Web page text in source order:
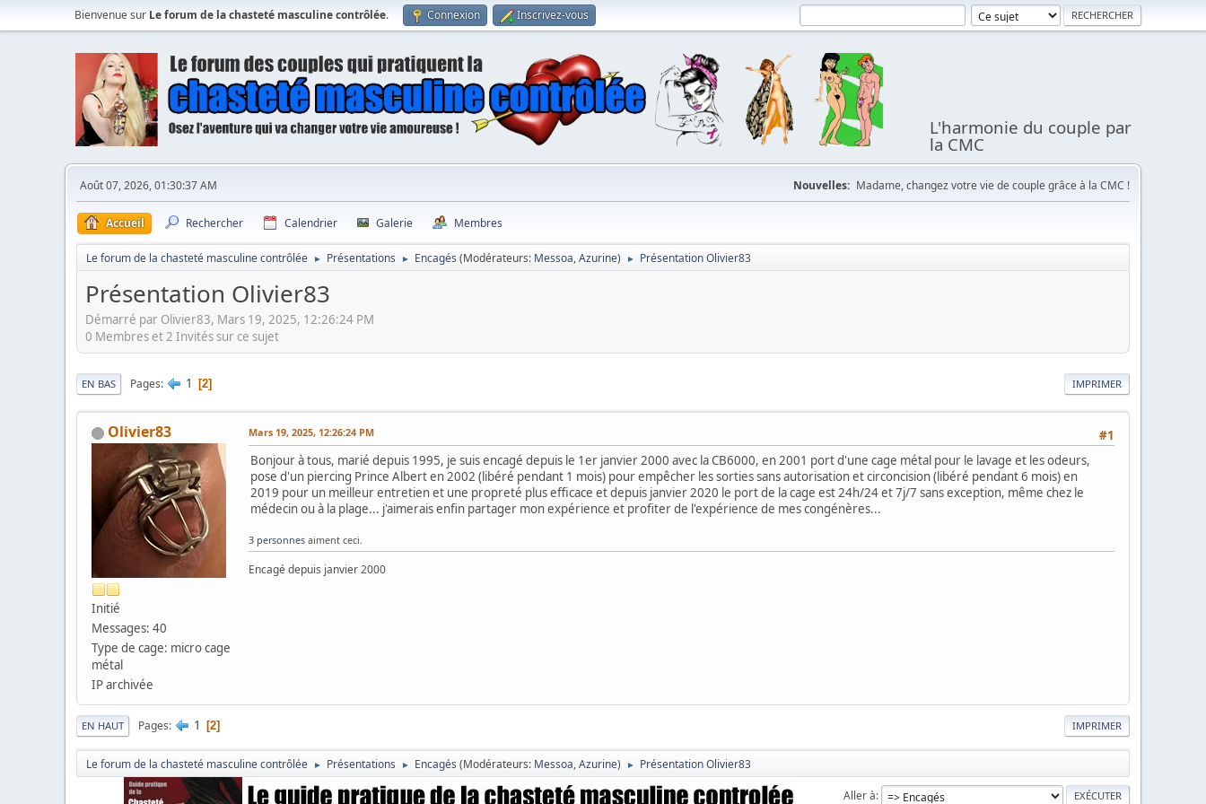
Bienvenue sur Le forum de la chasteté masculine contrôlée. Connexion Inscrivez-vous
L'harmonie du couple par
la CMC
Août 07, 2026, 01:30:37 AM Nouvelles: Madame, changez votre vie de couple grâce à la CMC !
Accueil Rechercher Calendrier Galerie Membres
Le forum de la chasteté masculine contrôlée ► Présentations ► Encagés (Modérateurs: Messoa,Azurine) ► Présentation Olivier83
Présentation Olivier83
Démarré par Olivier83, Mars 19, 2025, 12:26:24 PM
0 Membres et 2 Invités sur ce sujet
IMPRIMER
EN BAS Pages 1 2
Olivier83
Initié
Messages: 40
Type de cage: micro cage
métal
IP archivée
#1
Mars 19, 2025, 12:26:24 PM
Bonjour à tous, marié depuis 1995, je suis encagé depuis le 1er janvier 2000 avec la CB6000, en 2001 port d'une cage métal pour le lavage et les odeurs,
pose d'un piercing Prince Albert en 2002 (libéré pendant 1 mois) pour empêcher les sorties sans autorisation et circoncision (libéré pendant 6 mois) en
2019 pour un meilleur entretien et une propreté plus efficace et depuis janvier 2020 le port de la cage est 24h/24 et 7j/7 sans exception, même chez le
médecin ou à la plage... j'aimerais enfin partager mon expérience et profiter de l'expérience de mes congénères...
3 personnes aiment ceci.
Encagé depuis janvier 2000
IMPRIMER
EN HAUT Pages 1 2
Le forum de la chasteté masculine contrôlée ► Présentations ► Encagés (Modérateurs: Messoa,Azurine) ► Présentation Olivier83
Aller à